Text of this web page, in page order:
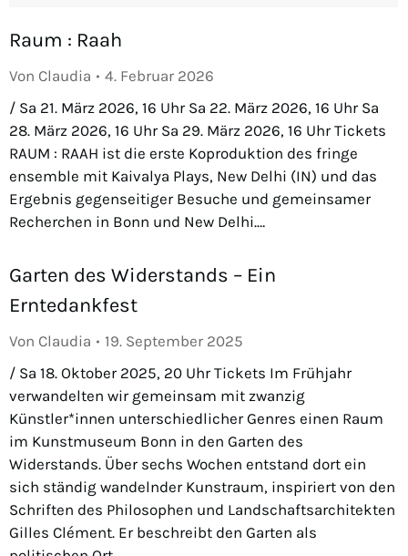
Raum : Raah
Von Claudia
4. Februar 2026
/ Sa 21. März 2026, 16 Uhr Sa 22. März 2026, 16 Uhr Sa
28. März 2026, 16 Uhr Sa 29. März 2026, 16 Uhr Tickets
RAUM : RAAH ist die erste Koproduktion des fringe
ensemble mit Kaivalya Plays, New Delhi (IN) und das
Ergebnis gegenseitiger Besuche und gemeinsamer
Recherchen in Bonn und New Delhi.…
Garten des Widerstands – Ein
Erntedankfest
Von Claudia
19. September 2025
/ Sa 18. Oktober 2025, 20 Uhr Tickets Im Frühjahr
verwandelten wir gemeinsam mit zwanzig
Künstler*innen unterschiedlicher Genres einen Raum
im Kunstmuseum Bonn in den Garten des
Widerstands. Über sechs Wochen entstand dort ein
sich ständig wandelnder Kunstraum, inspiriert von den
Schriften des Philosophen und Landschaftsarchitekten
Gilles Clément. Er beschreibt den Garten als